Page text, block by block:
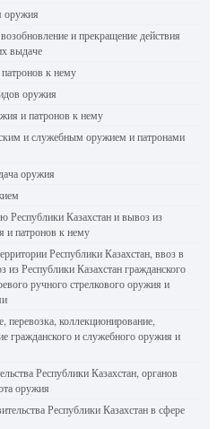
оружия
и прекращение действия
выдаче
к нему
оружия
и патронов к нему
и служебным оружием и патронами
оружия
Республики Казахстан и вывоз из
и патронов к нему
Республики Казахстан, ввоз в
из Республики Казахстан гражданского
ручного стрелкового оружия и
перевозка, коллекционирование,
гражданского и служебного оружия и
Республики Казахстан, органов
оружия
Республики Казахстан в сфере